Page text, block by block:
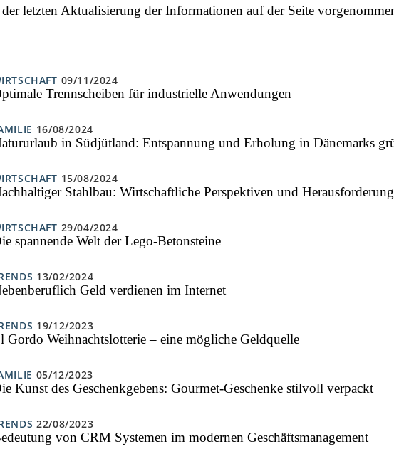
letzten Aktualisierung der Informationen auf der Seite
09/11/2024
Trennscheiben für industrielle Anwendungen
16/08/2024
in Südjütland: Entspannung und Erholung in Dänemarks
15/08/2024
Stahlbau: Wirtschaftliche Perspektiven und
29/04/2024
spannende Welt der Lego-Betonsteine
13/02/2024
Geld verdienen im Internet
19/12/2023
Gordo Weihnachtslotterie – eine mögliche Geldquelle
05/12/2023
Kunst des Geschenkgebens: Gourmet-Geschenke stilvoll verpackt
22/08/2023
von CRM Systemen im modernen Geschäftsmanagement